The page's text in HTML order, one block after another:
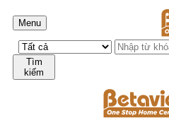
Menu
Tìm
kiếm